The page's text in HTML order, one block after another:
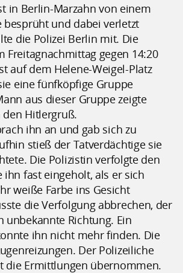
in Berlin-Marzahn von einem
besprüht und dabei verletzt
die Polizei Berlin mit. Die
Freitagnachmittag gegen 14:20
auf dem Helene-Weigel-Platz
eine fünfköpfige Gruppe
aus dieser Gruppe zeigte
Hitlergruß.
ihn an und gab sich zu
stieß der Tatverdächtige sie
Die Polizistin verfolgte den
ihn fast eingeholt, als er sich
weiße Farbe ins Gesicht
die Verfolgung abbrechen, der
unbekannte Richtung. Ein
ihn nicht mehr finden. Die
Der Polizeiliche
die Ermittlungen übernommen.